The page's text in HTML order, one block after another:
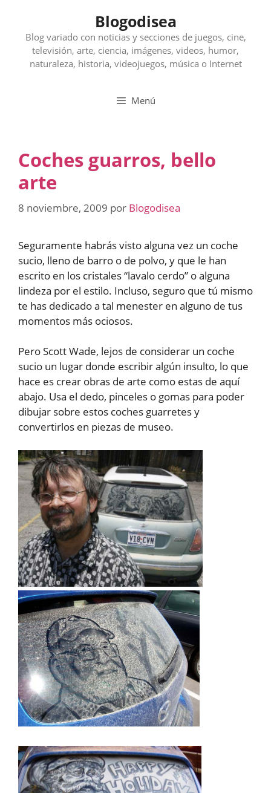
contenido
Blogodisea
Blog variado con noticias y secciones de juegos, cine,
televisión, arte, ciencia, imágenes, videos, humor,
naturaleza, historia, videojuegos, música o Internet
Menú
Coches guarros, bello
arte
8 noviembre, 2009 por Blogodisea
Seguramente habrás visto alguna vez un coche
sucio, lleno de barro o de polvo, y que le han
escrito en los cristales “lavalo cerdo” o alguna
lindeza por el estilo. Incluso, seguro que tú mismo
te has dedicado a tal menester en alguno de tus
momentos más ociosos.
Pero Scott Wade, lejos de considerar un coche
sucio un lugar donde escribir algún insulto, lo que
hace es crear obras de arte como estas de aquí
abajo. Usa el dedo, pinceles o gomas para poder
dibujar sobre estos coches guarretes y
convertirlos en piezas de museo.